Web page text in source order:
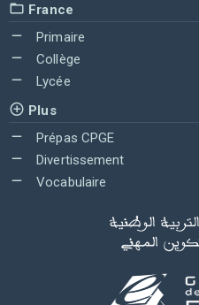
France
Primaire
Collège
Lycée
Plus
Prépas CPGE
Divertissement
Vocabulaire